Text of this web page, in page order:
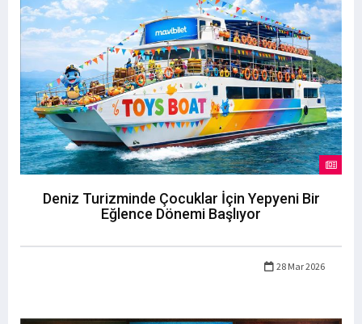
Deniz Turizminde Çocuklar İçin Yepyeni Bir
Eğlence Dönemi Başlıyor
28 Mar 2026